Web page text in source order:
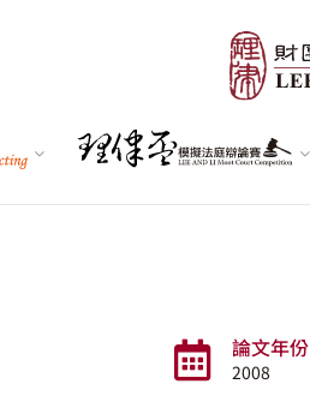
論文年份
2008